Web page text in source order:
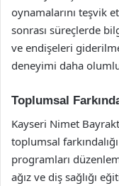
oynamalarını teşvik
sonrası süreçlerde
ve endişeleri
deneyimi daha
Toplumsal
Kayseri Nimet
toplumsal
programları
ağız ve diş sağlığı